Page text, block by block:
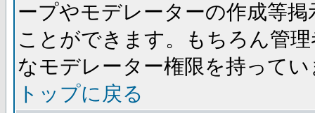
ープやモデレーターの作成等
ことができます。もちろん管
なモデレーター権限を持ってい
トップに戻る